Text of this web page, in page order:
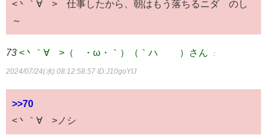
<丶｀∀´> 仕事したから、朝はもう落ちるニダ のし
～
73 <丶｀∀´>（´・ω・｀）（｀ハ´ ）さん ：
2024/07/24(水) 08:12:58.57 ID:J10goYIJ
>>70
<丶｀∀´>ノシ